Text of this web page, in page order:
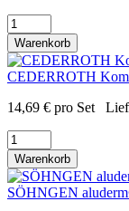
Warenkorb
CEDERROTH
14,69 € pro Set
Warenkorb
SÖHNGEN